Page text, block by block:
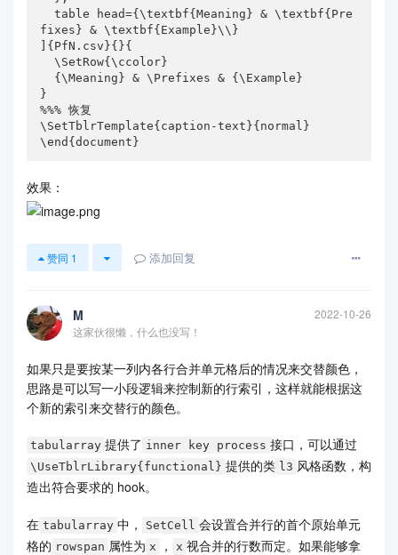
  table head={\textbf{Meaning} & \textbf{Pre
fixes} & \textbf{Example}\\}
]{PfN.csv}{}{
  \SetRow{\ccolor}
}
%%% 恢复
\SetTblrTemplate{caption-text}{normal}
\end{document}
效果：
赞同 1 添加回复
M
2022-10-26
这家伙很懒，什么也没写！
如果只是要按某一列内各行合并单元格后的情况来交替颜色，
思路是可以写一小段逻辑来控制新的行索引，这样就能根据这
个新的索引来交替行的颜色。
tabularray 提供了 inner key process 接口，可以通过
\UseTblrLibrary{functional} 提供的类 l3 风格函数，构
造出符合要求的 hook。
在 tabularray 中， SetCell 会设置合并行的首个原始单元
格的 rowspan 属性为 x ， x 视合并的行数而定。如果能够拿